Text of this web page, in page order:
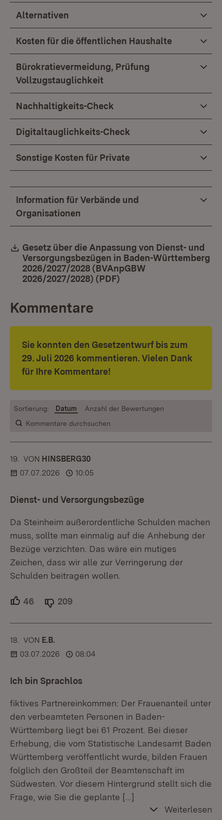
Alternativen
Kosten für die öffentlichen Haushalte
Bürokratievermeidung, Prüfung
Vollzugstauglichkeit
Nachhaltigkeits-Check
Digitaltauglichkeits-Check
Sonstige Kosten für Private
Information für Verbände und
Organisationen
Download:
Gesetz über die Anpassung von Dienst- und
Versorgungsbezügen in Baden-Württemberg
2026/2027/2028 (BVAnpGBW
2026/2027/2028) (PDF)
Kommentare
Sie konnten den Gesetzentwurf bis zum
29. Juli 2026 kommentieren. Vielen Dank
für Ihre Kommentare!
Kommentare durchsuchen
Sortierung: Datum Anzahl der Bewertungen
19. KOMMENTAR
VON :HINSBERG30
07.07.2026
10:05
Dienst- und Versorgungsbezüge
Da Steinheim außerordentliche Schulden machen
muss, sollte man einmalig auf die Anhebung der
Bezüge verzichten. Das wäre ein mutiges
Zeichen, dass wir alle zur Verringerung der
Schulden beitragen wollen.
46 Unterstützer.
209
18. KOMMENTAR
VON :E.B.
03.07.2026
08:04
Ich bin Sprachlos
fiktives Partnereinkommen: Der Frauenanteil unter
den verbeamteten Personen in Baden-
Württemberg liegt bei 61 Prozent. Bei dieser
Erhebung, die vom Statistische Landesamt Baden
Württemberg veröffentlicht wurde, bilden Frauen
folglich den Großteil der Beamtenschaft im
Südwesten. Vor diesem Hintergrund stellt sich die
Frage, wie Sie die geplante […]
Weiterlesen